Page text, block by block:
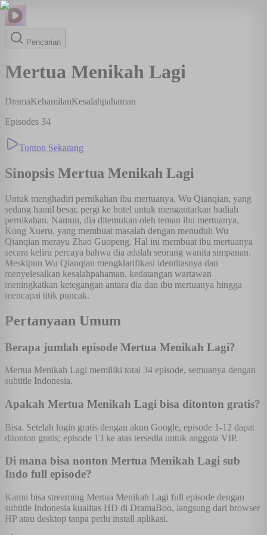
Pencarian
Mertua Menikah Lagi
DramaKehamilanKesalahpahaman
Episodes 34
Tonton Sekarang
Sinopsis Mertua Menikah Lagi
Untuk menghadiri pernikahan ibu mertuanya, Wu Qianqian, yang
sedang hamil besar, pergi ke hotel untuk mengantarkan hadiah
pernikahan. Namun, dia ditemukan oleh teman ibu mertuanya,
Kong Xueru, yang membuat masalah dengan menuduh Wu
Qianqian merayu Zhao Guopeng. Hal ini membuat ibu mertuanya
secara keliru percaya bahwa dia adalah seorang wanita simpanan.
Meskipun Wu Qianqian mengklarifikasi identitasnya dan
menyelesaikan kesalahpahaman, kedatangan wartawan
meningkatkan ketegangan antara dia dan ibu mertuanya hingga
mencapai titik puncak.
Pertanyaan Umum
Berapa jumlah episode Mertua Menikah Lagi?
Mertua Menikah Lagi memiliki total 34 episode, semuanya dengan
subtitle Indonesia.
Apakah Mertua Menikah Lagi bisa ditonton gratis?
Bisa. Setelah login gratis dengan akun Google, episode 1-12 dapat
ditonton gratis; episode 13 ke atas tersedia untuk anggota VIP.
Di mana bisa nonton Mertua Menikah Lagi sub
Indo full episode?
Kamu bisa streaming Mertua Menikah Lagi full episode dengan
subtitle Indonesia kualitas HD di DramaBoo, langsung dari browser
HP atau desktop tanpa perlu install aplikasi.